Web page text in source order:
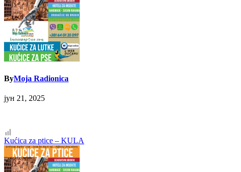
ByMoja Radionica
јун 21, 2025
Кретање
чланка
Kućica za ptice – KULA